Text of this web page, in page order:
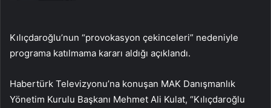
Kılıçdaroğlu’nun “provokasyon çekinceleri” nedeniyle
programa katılmama kararı aldığı açıklandı.
Habertürk Televizyonu’na konuşan MAK Danışmanlık
Yönetim Kurulu Başkanı Mehmet Ali Kulat, “Kılıçdaroğlu